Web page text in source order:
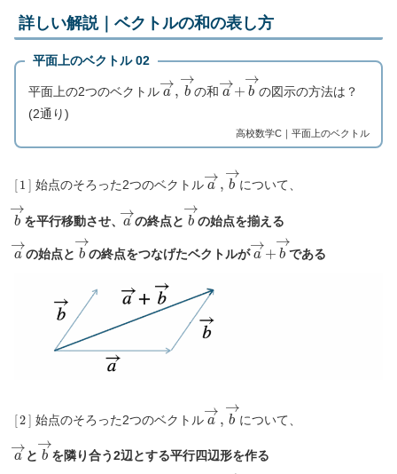
詳しい解説｜ベクトルの和の表し方
平面上のベクトル 02
平面上の2つのベクトル a→ , →
の和a→+b →
の図示の方法は？
(2通り)
高校数学C｜平面上のベクトル
[ 1 ] 始点のそろった2つのベクトル a→,bについて、
b→
を平行移動させ、a→
の終点とb→
の始点を揃える
a→
の始点と b→
の終点をつなげたベクトルがa→+b →
である
[ ] 始点のそろった2つのベクトル a→,bについて、
a→
と b→
を隣り合う2辺とする平行四辺形を作る